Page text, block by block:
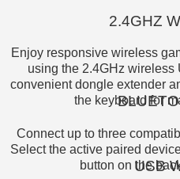
2.4GHZ
Enjoy responsive wireless
using the 2.4GHz
convenient dongle extender
the keyboard for
Connect up to three
Select the active paired
button on the
USB